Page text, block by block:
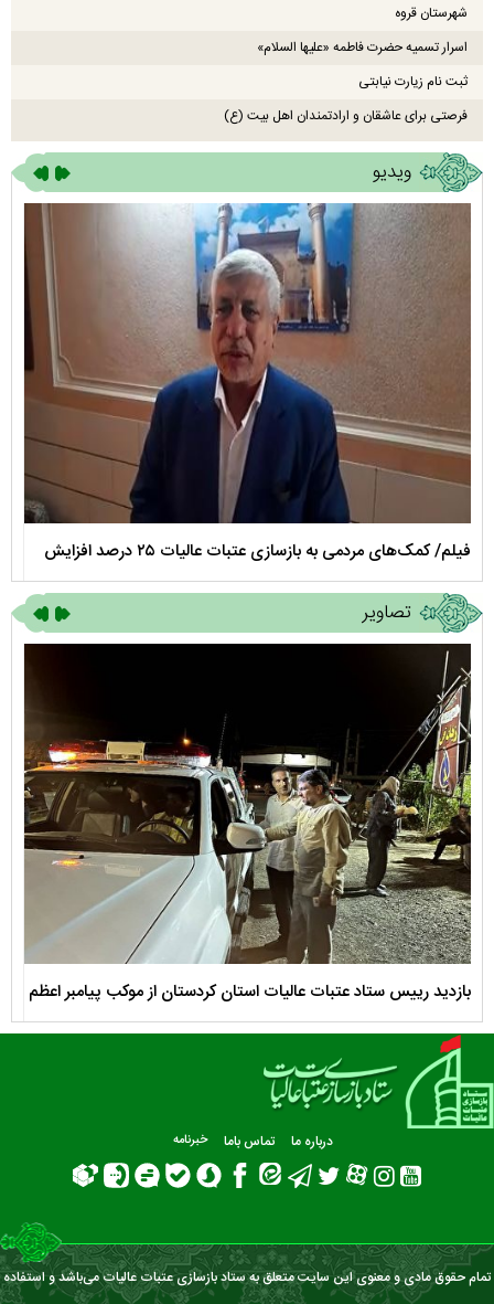
شهرستان قروه
اسرار تسمیه حضرت فاطمه‌ «علیها‌ السلام»
ثبت نام زیارت نیابتی
فرصتی برای عاشقان و ارادتمندان اهل بیت (ع)
ویدیو
فیلم/ کمک‌های مردمی به بازسازی عتبات عالیات ۲۵ درصد افزایش
یافت تصاویر
بازدید رییس ستاد عتبات عالیات استان کردستان از موکب پیامبر اعظم
سپاه سنندج
درباره ما تماس باما خبرنامه
تمام حقوق مادی و معنوی این سایت متعلق به ستاد بازسازی عتبات عالیات می‌باشد و استفاده